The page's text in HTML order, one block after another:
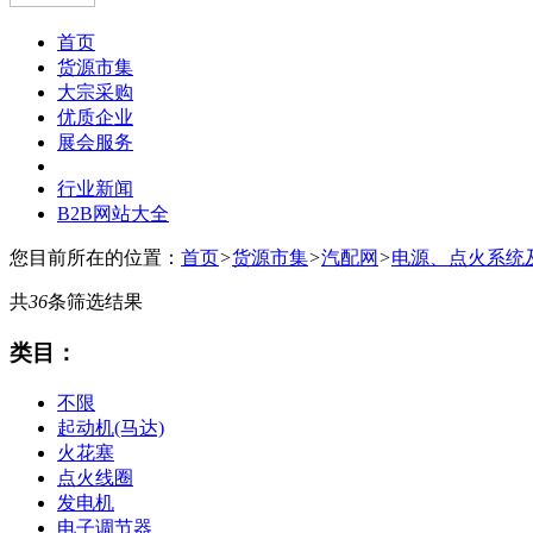
首页
货源市集
大宗采购
优质企业
展会服务
行业新闻
B2B网站大全
您目前所在的位置： 首页>货源市集>汽配网 >电源、点火系统
共36条筛选结果
类目：
不限
起动机(马达)
火花塞
点火线圈
发电机
电子调节器